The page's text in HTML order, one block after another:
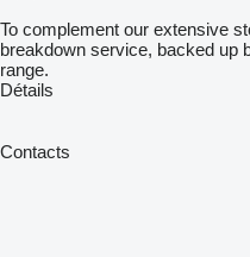
To complement our extensive
breakdown service, backed up
range.
Détails
Contacts